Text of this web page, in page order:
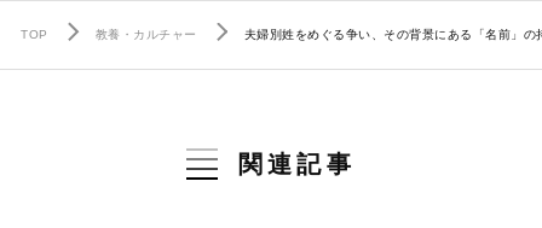
TOP 教養・カルチャー 夫婦別姓をめぐる争い、その背景にある「名前」
関連記事